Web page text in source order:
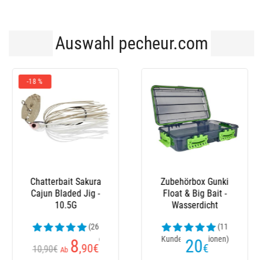
Auswahl pecheur.com
Schachtel Fox Rage
Stack 'N' Store Shield
Storage
(4
Kundenrezensionen)
Ab 13€
Köderbox Gunki -
Wasserdicht
(10
Kundenrezensionen)
Ab 8,90